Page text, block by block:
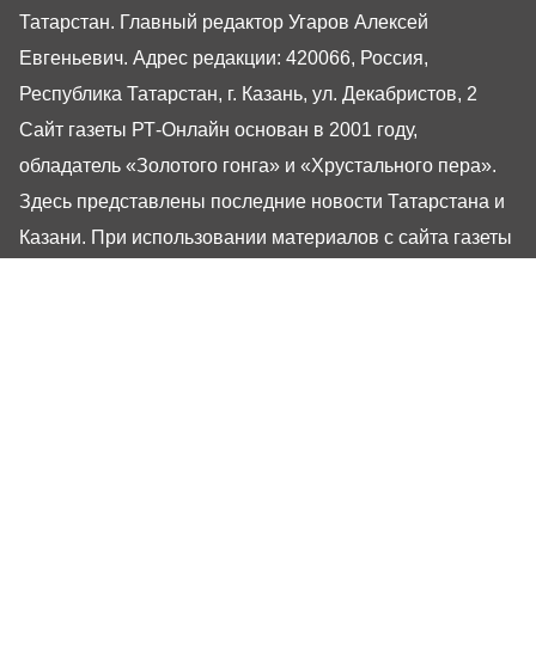
Татарстан. Главный редактор Угаров Алексей
Евгеньевич. Адрес редакции: 420066, Россия,
Республика Татарстан, г. Казань, ул. Декабристов, 2
Сайт газеты РТ-Онлайн основан в 2001 году,
обладатель «Золотого гонга» и «Хрустального пера».
Здесь представлены последние новости Татарстана и
Казани. При использовании материалов с сайта газеты